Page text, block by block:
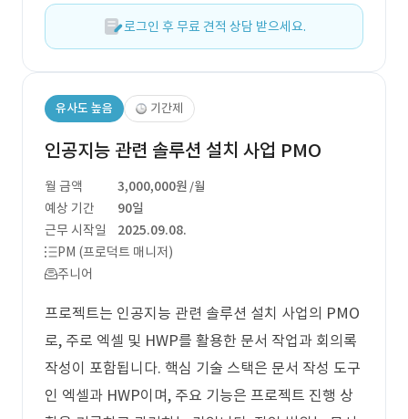
로그인 후 무료 견적 상담 받으세요.
유사도 높음 기간제
인공지능 관련 솔루션 설치 사업 PMO
월 금액 3,000,000원 /월
예상 기간
90일
근무 시작일
2025.09.08.
PM (프로덕트 매니저)
주니어
프로젝트는 인공지능 관련 솔루션 설치 사업의 PMO
로, 주로 엑셀 및 HWP를 활용한 문서 작업과 회의록
작성이 포함됩니다. 핵심 기술 스택은 문서 작성 도구
인 엑셀과 HWP이며, 주요 기능은 프로젝트 진행 상